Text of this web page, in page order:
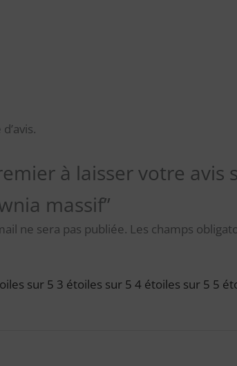
à laisser votre
massif”
ne sera pas publiée. Les champs
sur 5 3 étoiles sur 5 4 étoiles sur 5 5